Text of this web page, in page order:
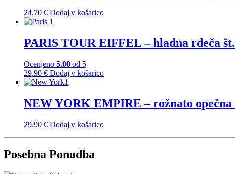
24.70 € Dodaj v košarico
PARIS TOUR EIFFEL – hladna rdeča
Ocenjeno 5.00 od 5
29.90 € Dodaj v košarico
NEW YORK EMPIRE – rožnato opečna
29.90 € Dodaj v košarico
Posebna Ponudba